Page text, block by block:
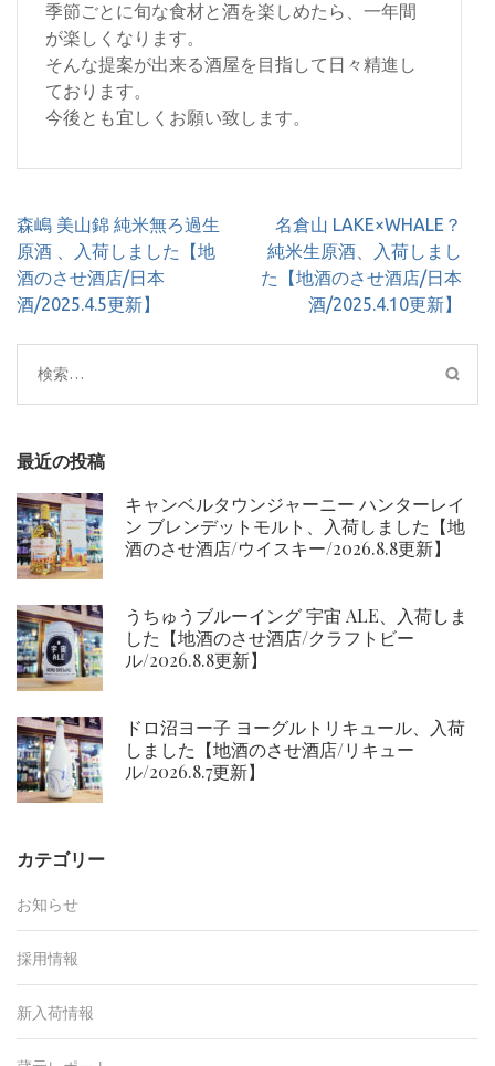
季節ごとに旬な食材と酒を楽しめたら、一年間
が楽しくなります。
そんな提案が出来る酒屋を目指して日々精進し
ております。
今後とも宜しくお願い致します。
投
稿
ナ
ビ
シ
ョ
森嶋 美山錦 純米無ろ過生
原酒 、入荷しました【地
酒のさせ酒店/日本
酒/2025.4.5更新】
名倉山 LAKE×WHALE？
純米生原酒、入荷しまし
た【地酒のさせ酒店/日本
酒/2025.4.10更新】
検
索:
最近の投稿
キャンベルタウンジャーニー ハンターレイ
ン ブレンデットモルト、入荷しました【地
酒のさせ酒店/ウイスキー/2026.8.8更新】
うちゅうブルーイング 宇宙 ALE、入荷しま
した【地酒のさせ酒店/クラフトビー
ル/2026.8.8更新】
ドロ沼ヨー子 ヨーグルトリキュール、入荷
しました【地酒のさせ酒店/リキュー
ル/2026.8.7更新】
カテゴリー
お知らせ
採用情報
新入荷情報